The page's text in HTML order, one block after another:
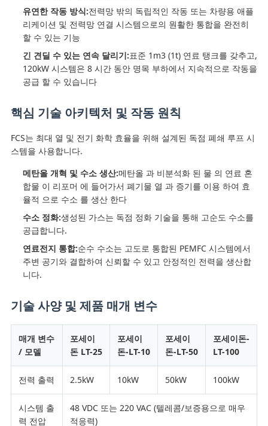
NEWS
SITEMAP
개
인
정
유연한 작동 방식:전력망 밖의 독립적인 작동 또는 차량용 애플
리케이션 및 전력망 연결 시스템으로의 원활한 통합을 완전히
할 수 있는 기능
긴 견딜 수 있는 연속 달리기:표준 1m3 (1t) 연료 탱크를 갖추고,
120kW 시스템은 8 시간 동안 명목 부하에서 지속적으로 작동을
공급 할 수 있습니다
핵심 기술 아키텍처 및 작동 원칙
FCS는 최대 열 및 전기 화학 효율을 위해 설계된 독점 폐쇄 루프 시
스템을 사용합니다.
메탄올 개혁 및 수소 생산:메탄올 과 비분석화 된 물 의 연료 혼
합물 이 리포머 에 들어가서 폐기물 열 과 증기를 이용 하여 효
율적 으로 수소 를 생산 한다
수소 정화:생성된 가스는 독점 정화 기술을 통해 고순도 수소를
공급합니다.
연료전지 통합:순수 수소는 고도로 통합된 PEMFC 시스템에서
주변 공기와 결합하여 신뢰할 수 있고 안정적인 전력을 생산합
니다.
기술 사양 및 제품 매개 변수
매개 변수
/ 모델
포세이
돈 LT-25
포세이
돈-LT-10
포세이
돈-LT-50
포세이돈-
LT-100
전력 출력 2.5kW 10kW 50kW 100kW
시스템 출
력 전압
48 VDC 또는 220 VAC (텔레콤/보증용으로 매우
적응력)